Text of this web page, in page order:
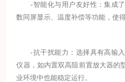
-智能化与用户友好性：集成了
数同屏显示、温度补偿等功能，使
-抗干扰能力：选择具有高输入
仪器，如内置双高阻前置放大器的
业环境中也能稳定运行。